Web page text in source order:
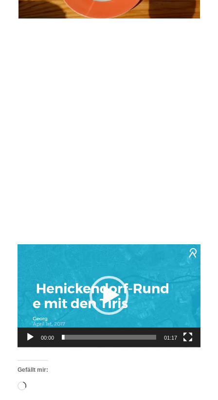
Player
00:00 01:17
Gefällt mir:
Wird